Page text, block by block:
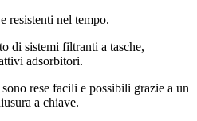
resistenti nel tempo.
di sistemi filtranti a tasche,
adsorbitori.
rese facili e possibili grazie a un
a chiave.